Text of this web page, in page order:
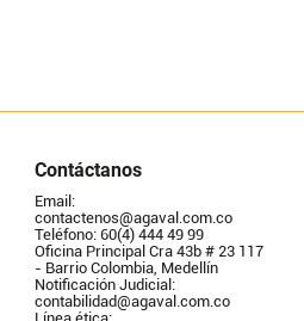
Contáctanos
Email:
contactenos@agaval.com.co
Teléfono: 60(4) 444 49 99
Oficina Principal Cra 43b # 23 117
- Barrio Colombia, Medellín
Notificación Judicial:
contabilidad@agaval.com.co